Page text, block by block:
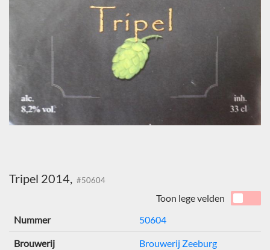
Tripel 2014, #50604
Toon lege velden
Nummer
50604
Brouwerij Brouwerij Zeeburg